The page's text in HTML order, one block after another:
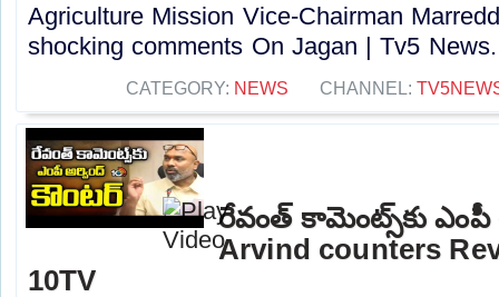
Agriculture Mission Vice-Chairman
shocking comments On Jagan | Tv5
CATEGORY: NEWS CHANNEL:
రేవంత్ కామెంట్స్‌కు ఎంపీ
Arvind counters
10TV